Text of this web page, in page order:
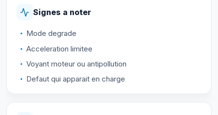
Signes a noter
Mode degrade
Acceleration limitee
Voyant moteur ou antipollution
Defaut qui apparait en charge